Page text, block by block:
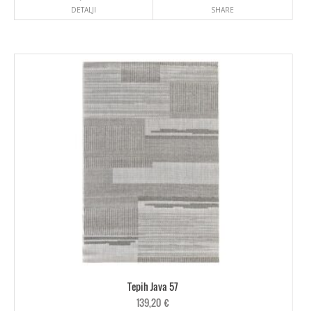
DETALJI SHARE
Tepih Java 57
139,20 €